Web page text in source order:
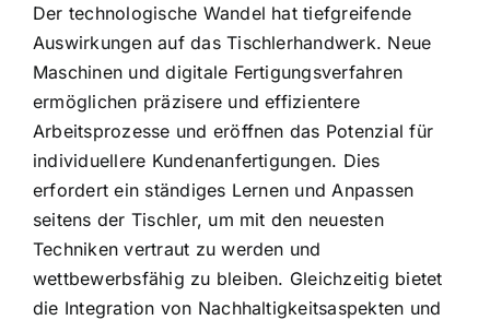
Der technologische Wandel hat tiefgreifende
Auswirkungen auf das Tischlerhandwerk. Neue
Maschinen und digitale Fertigungsverfahren
ermöglichen präzisere und effizientere
Arbeitsprozesse und eröffnen das Potenzial für
individuellere Kundenanfertigungen. Dies
erfordert ein ständiges Lernen und Anpassen
seitens der Tischler, um mit den neuesten
Techniken vertraut zu werden und
wettbewerbsfähig zu bleiben. Gleichzeitig bietet
die Integration von Nachhaltigkeitsaspekten und